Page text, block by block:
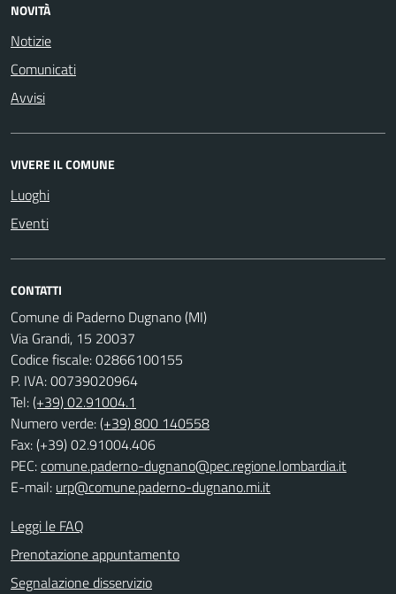
NOVITÀ
Notizie
Comunicati
Avvisi
VIVERE IL COMUNE
Luoghi
Eventi
CONTATTI
Comune di Paderno Dugnano (MI)
Via Grandi, 15 20037
Codice fiscale: 02866100155
P. IVA: 00739020964
Tel:(+39) 02.91004.1
Numero verde:(+39) 800 140558
Fax: (+39) 02.91004.406
PEC:comune.paderno-dugnano@pec.regione.lombardia.it
E-mail: urp@comune.paderno-dugnano.mi.it
Leggi le FAQ
Prenotazione appuntamento
Segnalazione disservizio